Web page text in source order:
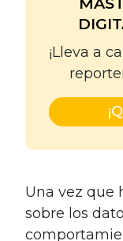
¡Lleva a
Una vez que
sobre los